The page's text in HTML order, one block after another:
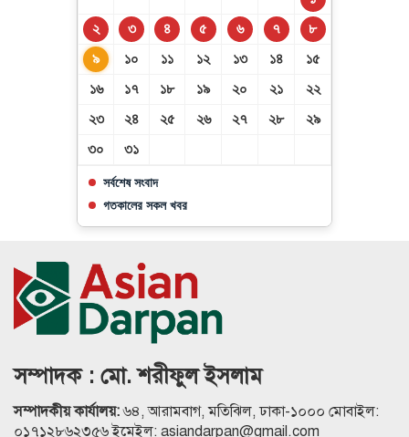
২
৩ ৪ ৫ ৬ ৭
৮
৯
১০ ১১ ১২ ১৩ ১৪
১৫
১৬
১৭ ১৮ ১৯ ২০ ২১
২২
২৩
২৪ ২৫ ২৬ ২৭ ২৮
২৯
৩০
৩১
সর্বশেষ সংবাদ
গতকালের সকল খবর
সম্পাদক : মো. শরীফুল ইসলাম
সম্পাদকীয় কার্যালয়:৬৪, আরামবাগ, মতিঝিল, ঢাকা-১০০০ মোবাইল:
০১৭১২৮৬২৩৫৬ ইমেইল: asiandarpan@gmail.com